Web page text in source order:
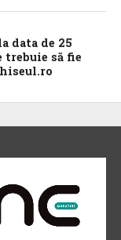
data de 25
să fie